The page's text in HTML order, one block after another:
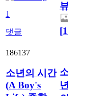
1
댓글
뷰
[1]
186137
소년의 시간
(A Boy's
소
년